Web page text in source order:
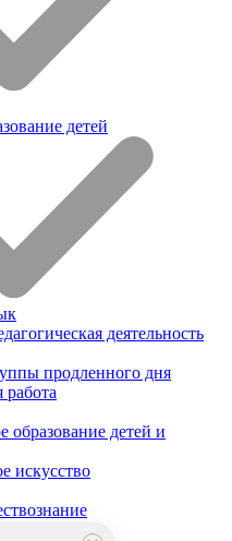
детей
деятельность
продленного дня
работа
образование детей и
искусство